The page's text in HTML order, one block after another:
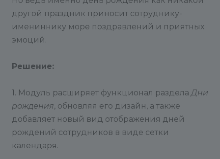
2. При отсутствии дней рождений вчера-
сегодня-завтра прочие именинники в виджете
не отображаются.
- Оставьте отзыв или задайте вопрос в
обсуждении.
Посмотрите другие наши приложения - по
ссылке в маркетплейсе.
другой праздник приносит сотруднику-
имениннику море поздравлений и приятных
эмоций.
Решение:
1. Модуль расширяет функционал разделаДни
рождения, обновляя его дизайн, а также
добавляет новый вид отображения дней
рождений сотрудников в виде сетки
календаря.